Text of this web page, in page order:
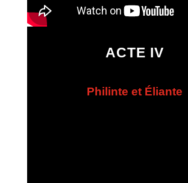
ACTE IV
Philinte et Éliante